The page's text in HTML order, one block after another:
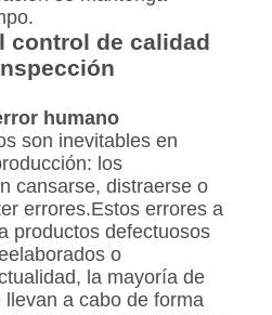
control de calidad
humano
son inevitables en
los
cansarse, distraerse o
errores.Estos errores a
productos defectuosos
o
la mayoría de
llevan a cabo de forma